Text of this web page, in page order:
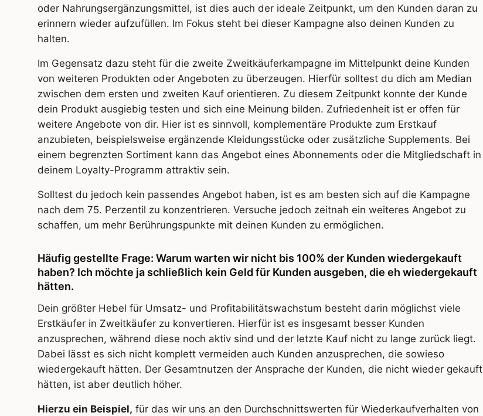
oder Nahrungsergänzungsmittel, ist dies auch der ideale Zeitpunkt, um den Kunden daran zu
erinnern wieder aufzufüllen. Im Fokus steht bei dieser Kampagne also deinen Kunden zu
halten.
Im Gegensatz dazu steht für die zweite Zweitkäuferkampagne im Mittelpunkt deine Kunden
von weiteren Produkten oder Angeboten zu überzeugen. Hierfür solltest du dich am Median
zwischen dem ersten und zweiten Kauf orientieren. Zu diesem Zeitpunkt konnte der Kunde
dein Produkt ausgiebig testen und sich eine Meinung bilden. Zufriedenheit ist er offen für
weitere Angebote von dir. Hier ist es sinnvoll, komplementäre Produkte zum Erstkauf
anzubieten, beispielsweise ergänzende Kleidungsstücke oder zusätzliche Supplements. Bei
einem begrenzten Sortiment kann das Angebot eines Abonnements oder die Mitgliedschaft in
deinem Loyalty-Programm attraktiv sein.
Solltest du jedoch kein passendes Angebot haben, ist es am besten sich auf die Kampagne
nach dem 75. Perzentil zu konzentrieren. Versuche jedoch zeitnah ein weiteres Angebot zu
schaffen, um mehr Berührungspunkte mit deinen Kunden zu ermöglichen.
Häufig gestellte Frage: Warum warten wir nicht bis 100% der Kunden wiedergekauft
haben? Ich möchte ja schließlich kein Geld für Kunden ausgeben, die eh wiedergekauft
hätten.
Dein größter Hebel für Umsatz- und Profitabilitätswachstum besteht darin möglichst viele
Erstkäufer in Zweitkäufer zu konvertieren. Hierfür ist es insgesamt besser Kunden
anzusprechen, während diese noch aktiv sind und der letzte Kauf nicht zu lange zurück liegt.
Dabei lässt es sich nicht komplett vermeiden auch Kunden anzusprechen, die sowieso
wiedergekauft hätten. Der Gesamtnutzen der Ansprache der Kunden, die nicht wieder gekauft
hätten, ist aber deutlich höher.
Hierzu ein Beispiel, für das wir uns an den Durchschnittswerten für Wiederkaufverhalten von